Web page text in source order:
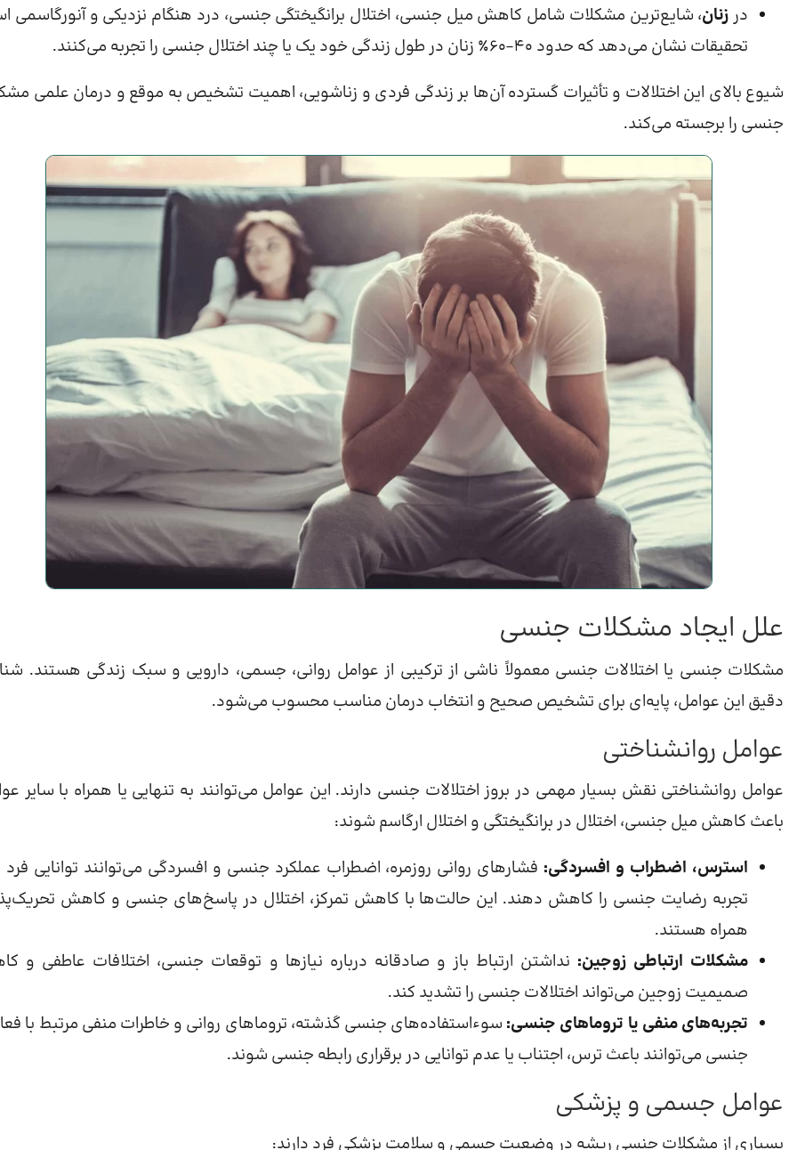
در زنان، شایع‌ترین مشکلات شامل کاهش میل جنسی، اختلال برانگیختگی جنسی، درد هنگام نزدیکی و آنورگاسمی
تحقیقات نشان می‌دهد که حدود ۴۰–۶۰٪ زنان در طول زندگی خود یک یا چند اختلال جنسی را تجربه می‌کنند.
شیوع بالای این اختلالات و تأثیرات گسترده آن‌ها بر زندگی فردی و زناشویی، اهمیت تشخیص به موقع و درمان علمی
جنسی را برجسته می‌کند.
علل ایجاد مشکلات جنسی
مشکلات جنسی یا اختلالات جنسی معمولاً ناشی از ترکیبی از عوامل روانی، جسمی، دارویی و سبک زندگی هستند.
دقیق این عوامل، پایه‌ای برای تشخیص صحیح و انتخاب درمان مناسب محسوب می‌شود.
عوامل روانشناختی
عوامل روانشناختی نقش بسیار مهمی در بروز اختلالات جنسی دارند. این عوامل می‌توانند به تنهایی یا همراه با سایر
باعث کاهش میل جنسی، اختلال در برانگیختگی و اختلال ارگاسم شوند:
استرس، اضطراب و افسردگی: فشارهای روانی روزمره، اضطراب عملکرد جنسی و افسردگی می‌توانند توانایی فرد
تجربه رضایت جنسی را کاهش دهند. این حالت‌ها با کاهش تمرکز، اختلال در پاسخ‌های جنسی و کاهش
همراه هستند.
مشکلات ارتباطی زوجین: نداشتن ارتباط باز و صادقانه درباره نیازها و توقعات جنسی، اختلافات عاطفی و
صمیمیت زوجین می‌تواند اختلالات جنسی را تشدید کند.
تجربه‌های منفی یا تروماهای جنسی: سوء‌استفاده‌های جنسی گذشته، تروماهای روانی و خاطرات منفی مرتبط با
جنسی می‌توانند باعث ترس، اجتناب یا عدم توانایی در برقراری رابطه جنسی شوند.
عوامل جسمی و پزشکی
بسیاری از مشکلات جنسی ریشه در وضعیت جسمی و سلامت پزشکی فرد دارند: